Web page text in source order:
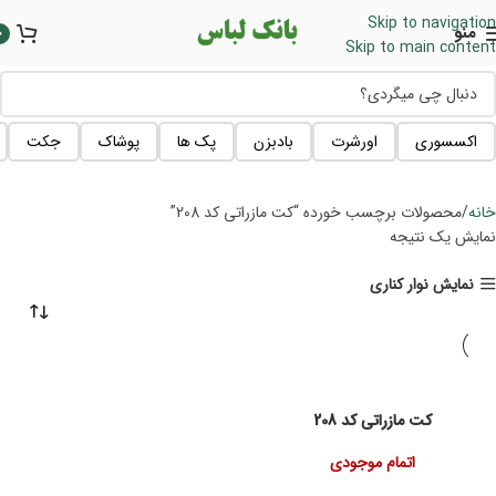
Skip to navigation
Skip to main content
منو
اکسسوری اورشرت بادبزن پک ها پوشاک جکت
خانه محصولات برچسب خورده “کت مازراتی کد 208”
نمایش یک نتیجه
نمایش نوار کناری
کت مازراتی کد 208
اتمام موجودی